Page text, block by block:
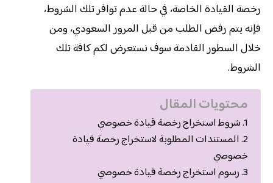
رخصة القيادة الخاصة، في حالة عدم توافر تلك الشروط،
فإنه يتم رفض الطلب من قبل المرور السعودي، ومن
خلال السطور القادمة سوف نستعرض لكم كافة تلك
الشروط.
محتويات المقال
شروط استخراج رخصة قيادة خصوصي
المستندات المطلوبة لاستخراج رخصة قيادة
خصوصي
رسوم استخراج رخصة قيادة خصوصي